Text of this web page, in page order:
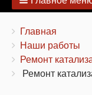
Строка
навигации
You
are
here:
Главная
Наши работы
Ремонт
Ремонт